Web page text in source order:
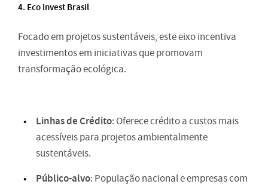
4. Eco Invest Brasil
Focado em projetos sustentáveis, este eixo incentiva
investimentos em iniciativas que promovam
transformação ecológica.
Linhas de Crédito: Oferece crédito a custos mais
acessíveis para projetos ambientalmente
sustentáveis.
Público-alvo: População nacional e empresas com